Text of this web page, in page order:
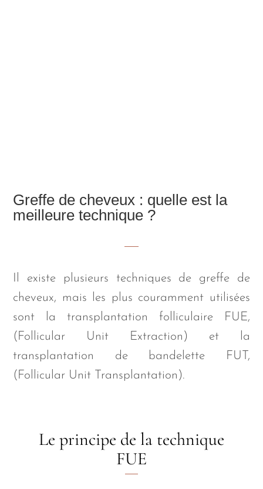
Greffe de cheveux : quelle est la
meilleure technique ?
Il existe plusieurs techniques de greffe de
cheveux, mais les plus couramment utilisées
sont la transplantation folliculaire FUE,
(Follicular Unit Extraction) et la
transplantation de bandelette FUT,
(Follicular Unit Transplantation).
Le principe de la technique
FUE